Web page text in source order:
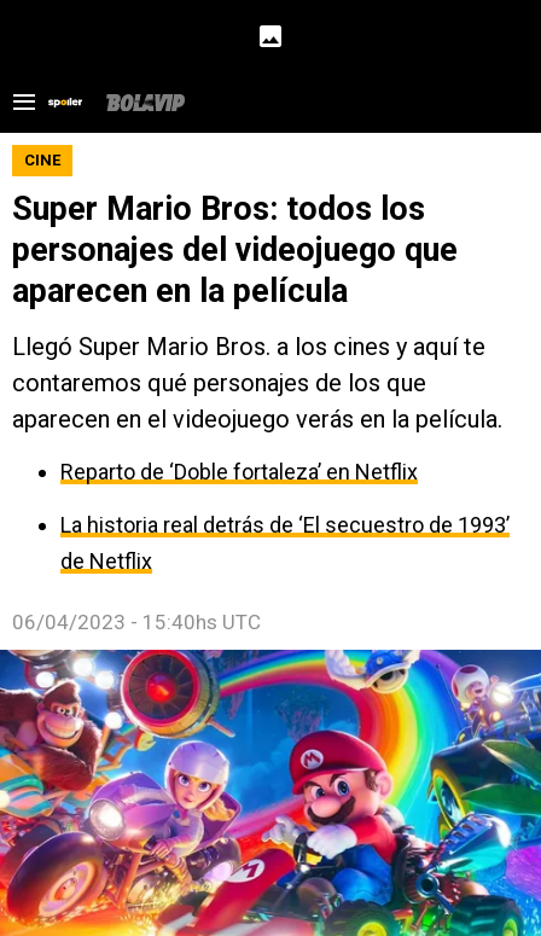
CINE
Super Mario Bros: todos los
personajes del videojuego que
aparecen en la película
Llegó Super Mario Bros. a los cines y aquí te
contaremos qué personajes de los que
aparecen en el videojuego verás en la película.
Reparto de ‘Doble fortaleza’ en Netflix
La historia real detrás de ‘El secuestro de 1993’
de Netflix
06/04/2023 - 15:40hs UTC